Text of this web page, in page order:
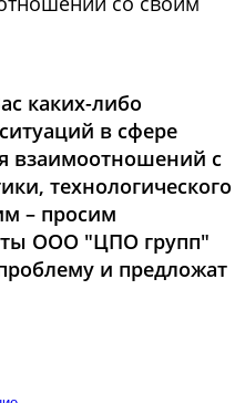
каких-либо
в сфере
взаимоотношений с
технологического
– просим
ООО "ЦПО групп"
и предложат